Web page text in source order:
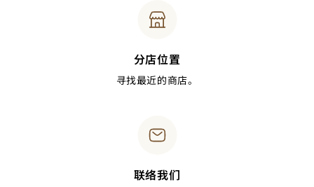
分店位置
寻找最近的商店。
联络我们